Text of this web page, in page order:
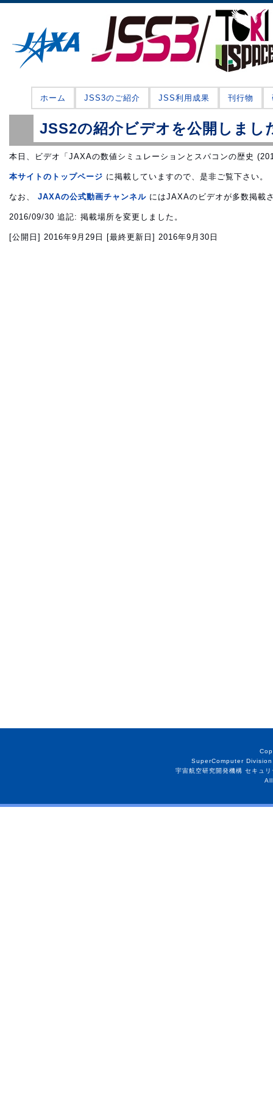
ホーム JSS3のご紹介 JSS利用成果 刊行物
JSS2の紹介ビデオを公開しまし
本日、ビデオ「JAXAの数値シミュレーションとスパコンの歴史
本サイトのトップページ に掲載していますので、是非ご覧下さい。
なお、 JAXAの公式動画チャンネル にはJAXAのビデオが多数掲載
2016/09/30 追記: 掲載場所を変更しました。
[公開日] 2016年9月29日 [最終更新日] 2016年9月30日
SuperComputer
宇宙航空研究開発機構 セキュ